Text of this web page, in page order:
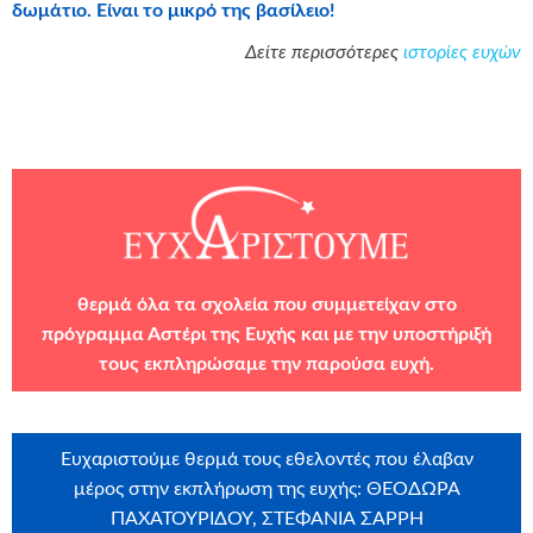
δωμάτιο. Είναι το μικρό της βασίλειο!
Δείτε περισσότερες ιστορίες ευχών
θερμά όλα τα σχολεία που συμμετείχαν στο
πρόγραμμα Αστέρι της Ευχής και με την υποστήριξή
τους εκπληρώσαμε την παρούσα ευχή.
Ευχαριστούμε θερμά τους εθελοντές που έλαβαν
μέρος στην εκπλήρωση της ευχής: ΘΕΟΔΩΡΑ
ΠΑΧΑΤΟΥΡΙΔΟΥ, ΣΤΕΦΑΝΙΑ ΣΑΡΡΗ